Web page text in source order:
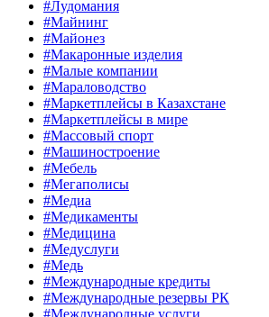
#Лудомания
#Майнинг
#Майонез
#Макаронные изделия
#Малые компании
#Мараловодство
#Маркетплейсы в Казахстане
#Маркетплейсы в мире
#Массовый спорт
#Машиностроение
#Мебель
#Мегаполисы
#Медиа
#Медикаменты
#Медицина
#Медуслуги
#Медь
#Международные кредиты
#Международные резервы РК
#Международные услуги